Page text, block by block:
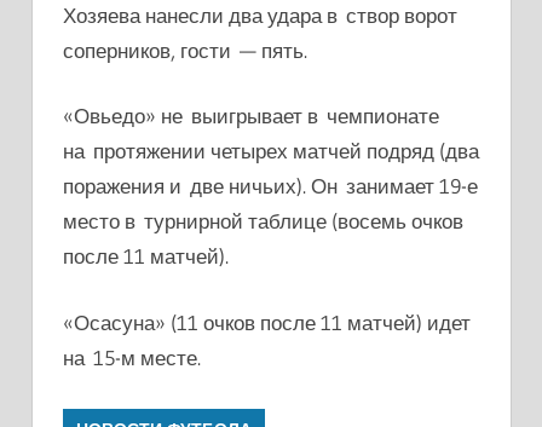
Хозяева нанесли два удара в створ ворот
соперников, гости — пять.
«Овьедо» не выигрывает в чемпионате
на протяжении четырех матчей подряд (два
поражения и две ничьих). Он занимает 19-е
место в турнирной таблице (восемь очков
после 11 матчей).
«Осасуна» (11 очков после 11 матчей) идет
на 15-м месте.